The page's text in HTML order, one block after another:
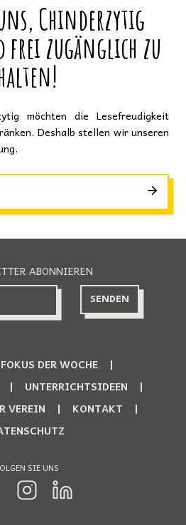
Chinderzytig
frei zugänglich zu
möchten die Lesefreudigkeit
Deshalb stellen wir unseren
ABONNIEREN
FOKUS DER WOCHE
UNTERRICHTSIDEEN
VEREIN
KONTAKT
SIE UNS